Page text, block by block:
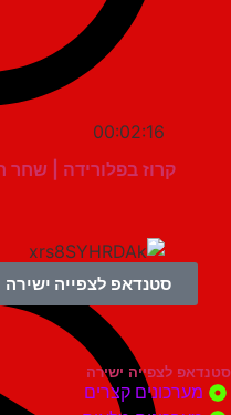
00:02:16
קרוז בפלורידה | שחר חסון
סטנדאפ לצפייה ישירה
ישירה
קצרים